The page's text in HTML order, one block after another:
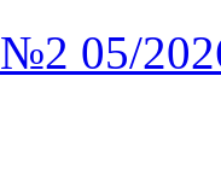
№2 05/